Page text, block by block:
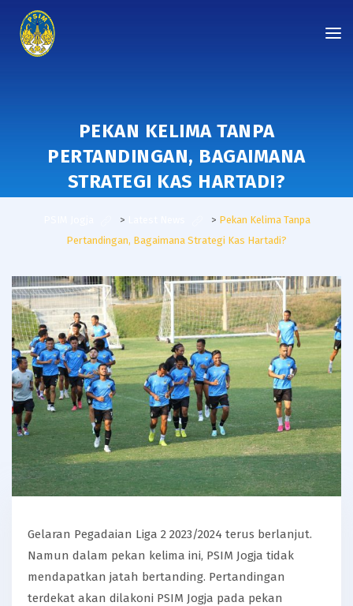
PEKAN KELIMA TANPA
PERTANDINGAN, BAGAIMANA
STRATEGI KAS HARTADI?
> > Pekan Kelima Tanpa
Pertandingan, Bagaimana Strategi Kas Hartadi?
Gelaran Pegadaian Liga 2 2023/2024 terus berlanjut.
Namun dalam pekan kelima ini, PSIM Jogja tidak
mendapatkan jatah bertanding. Pertandingan
terdekat akan dilakoni PSIM Jogja pada pekan